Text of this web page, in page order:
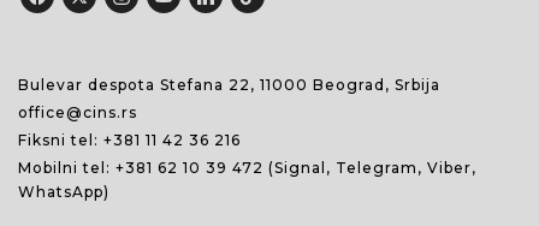
Bulevar despota Stefana 22, 11000 Beograd, Srbija
office@cins.rs
Fiksni tel: +381 11 42 36 216
Mobilni tel: +381 62 10 39 472 (Signal, Telegram, Viber,
WhatsApp)